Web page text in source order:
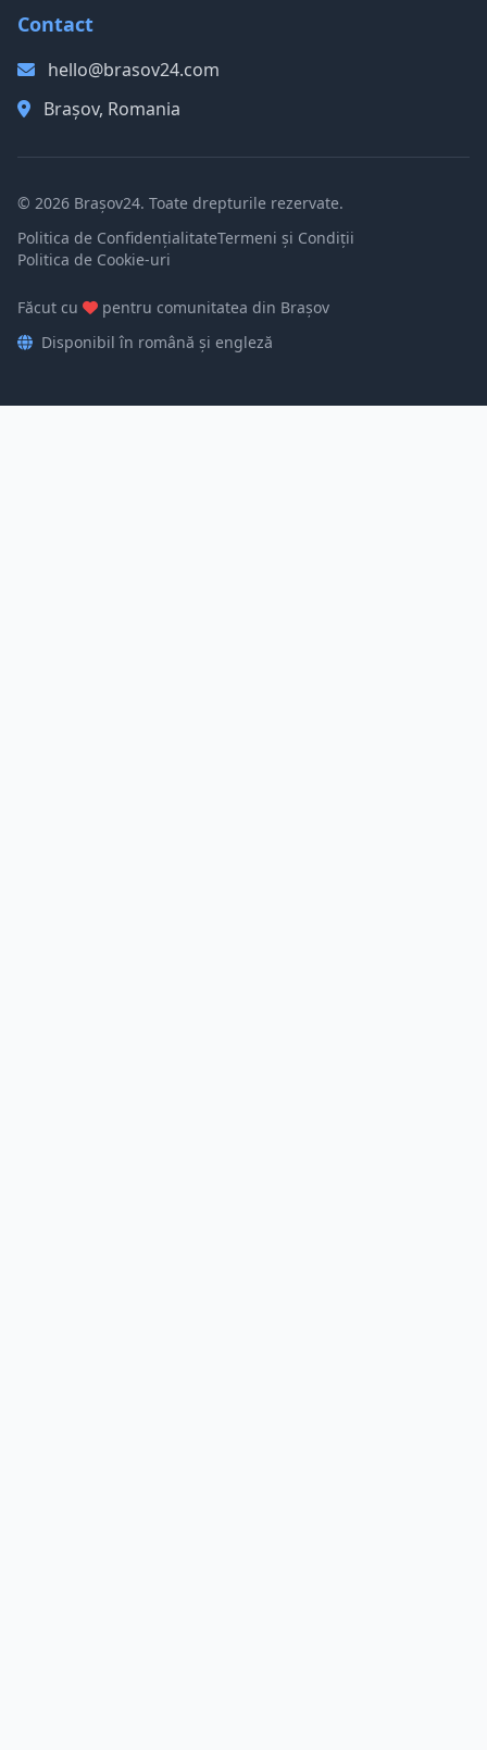
Contact
hello@brasov24.com
Brașov, Romania
© 2026 Brașov24. Toate drepturile rezervate.
Politica de ConfidențialitateTermeni și Condiții
Politica de Cookie-uri
Făcut cu
pentru comunitatea din Brașov
Disponibil în română și engleză